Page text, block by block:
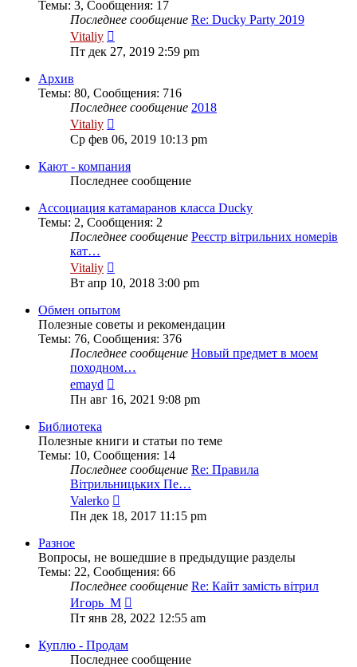
Темы: 3, Сообщения: 17
Последнее сообщение Re: Ducky Party 2019
Vitaliy
к
последнему
Пт дек 27, 2019 2:59 pm
Архив
Темы: 80, Сообщения: 716
Последнее сообщение 2018
Vitaliy
к
последнему
сообщению
Ср фев 06, 2019 10:13 pm
Кают - компания
Последнее сообщение
Ассоциация катамаранов класса Ducky
Темы: 2, Сообщения: 2
Последнее сообщение Реєстр вітрильних номерів
кат…
Vitaliy
к
последнему
сообщению
Вт апр 10, 2018 3:00 pm
Обмен опытом
Полезные советы и рекомендации
Темы: 76, Сообщения: 376
Последнее сообщение Новый предмет в моем
походном…
emayd
к
последнему
Пн авг 16, 2021 9:08 pm
Библиотека
Полезные книги и статьи по теме
Темы: 10, Сообщения: 14
Последнее сообщение Re: Правила
Вітрильницьких Пе…
Valerko
к
последнему
Пн дек 18, 2017 11:15 pm
Разное
Вопросы, не вошедшие в предыдущие разделы
Темы: 22, Сообщения: 66
Последнее сообщение Re: Кайт замість вітрил
Игорь_М
к
Пт янв 28, 2022 12:55 am
Куплю - Продам
Последнее сообщение